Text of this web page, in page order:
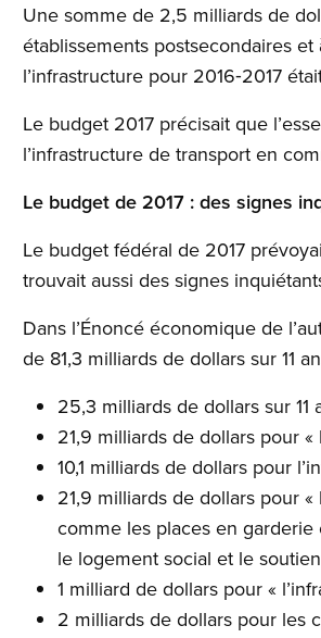
Une somme de 2,5 milliards de
établissements postsecondaires et
l’infrastructure pour 2016‑2017
Le budget 2017 précisait que
l’infrastructure de transport en
Le budget de 2017 : des signes
Le budget fédéral de 2017
trouvait aussi des signes
Dans l’Énoncé économique de
de 81,3 milliards de dollars sur 11
25,3 milliards de dollars sur
21,9 milliards de dollars pour «
10,1 milliards de dollars pour
21,9 milliards de dollars pour
comme les places en
le logement social et le
1 milliard de dollars pour «
2 milliards de dollars pour les